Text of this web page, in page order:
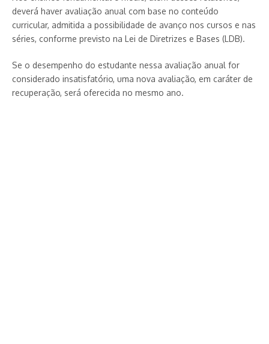
deverá haver avaliação anual com base no conteúdo
curricular, admitida a possibilidade de avanço nos cursos e nas
séries, conforme previsto na Lei de Diretrizes e Bases (LDB).
Se o desempenho do estudante nessa avaliação anual for
considerado insatisfatório, uma nova avaliação, em caráter de
recuperação, será oferecida no mesmo ano.